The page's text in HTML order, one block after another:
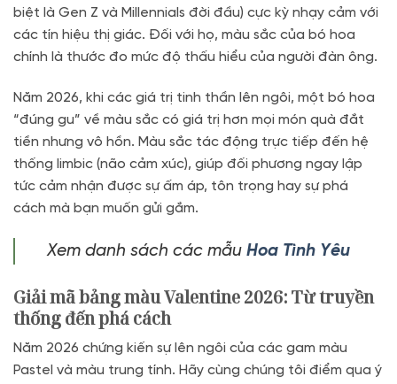
biệt là Gen Z và Millennials đời đầu) cực kỳ nhạy cảm với
các tín hiệu thị giác. Đối với họ, màu sắc của bó hoa
chính là thước đo mức độ thấu hiểu của người đàn ông.
Năm 2026, khi các giá trị tinh thần lên ngôi, một bó hoa
“đúng gu” về màu sắc có giá trị hơn mọi món quà đắt
tiền nhưng vô hồn. Màu sắc tác động trực tiếp đến hệ
thống limbic (não cảm xúc), giúp đối phương ngay lập
tức cảm nhận được sự ấm áp, tôn trọng hay sự phá
cách mà bạn muốn gửi gắm.
Xem danh sách các mẫu Hoa Tình Yêu
Giải mã bảng màu Valentine 2026: Từ truyền
thống đến phá cách
Năm 2026 chứng kiến sự lên ngôi của các gam màu
Pastel và màu trung tính. Hãy cùng chúng tôi điểm qua ý